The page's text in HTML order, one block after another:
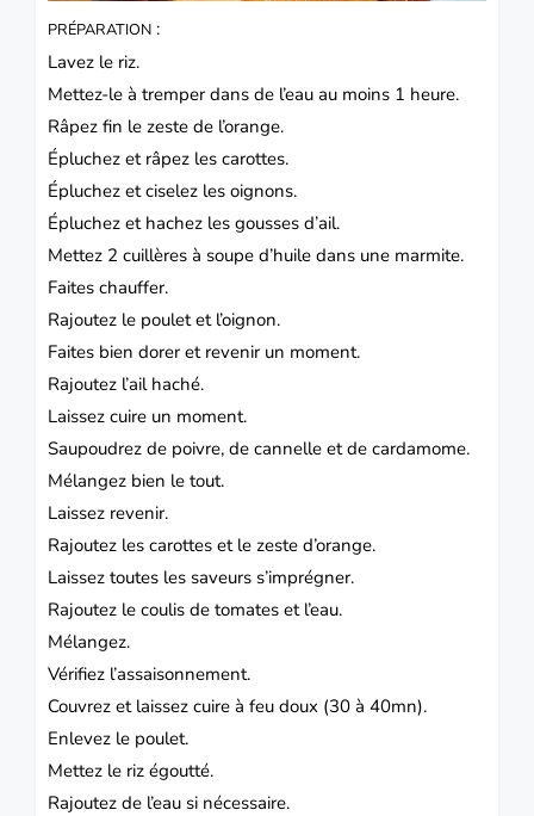
PRÉPARATION :
Lavez le riz.
Mettez-le à tremper dans de l’eau au moins 1 heure.
Râpez fin le zeste de l’orange.
Épluchez et râpez les carottes.
Épluchez et ciselez les oignons.
Épluchez et hachez les gousses d’ail.
Mettez 2 cuillères à soupe d’huile dans une marmite.
Faites chauffer.
Rajoutez le poulet et l’oignon.
Faites bien dorer et revenir un moment.
Rajoutez l’ail haché.
Laissez cuire un moment.
Saupoudrez de poivre, de cannelle et de cardamome.
Mélangez bien le tout.
Laissez revenir.
Rajoutez les carottes et le zeste d’orange.
Laissez toutes les saveurs s’imprégner.
Rajoutez le coulis de tomates et l’eau.
Mélangez.
Vérifiez l’assaisonnement.
Couvrez et laissez cuire à feu doux (30 à 40mn).
Enlevez le poulet.
Mettez le riz égoutté.
Rajoutez de l’eau si nécessaire.